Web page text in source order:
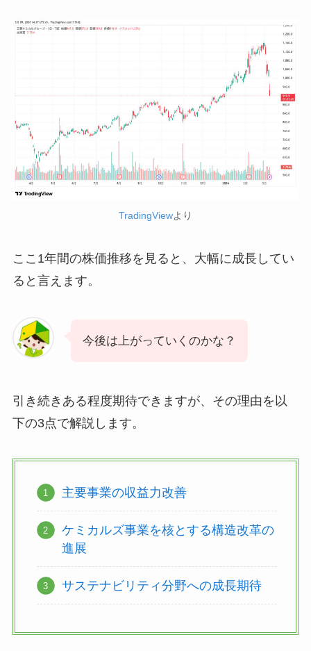
TradingViewより
ここ1年間の株価推移を見ると、大幅に成長してい
ると言えます。
今後は上がっていくのかな？
引き続きある程度期待できますが、その理由を以
下の3点で解説します。
主要事業の収益力改善
ケミカルズ事業を核とする構造改革の
進展
サステナビリティ分野への成長期待